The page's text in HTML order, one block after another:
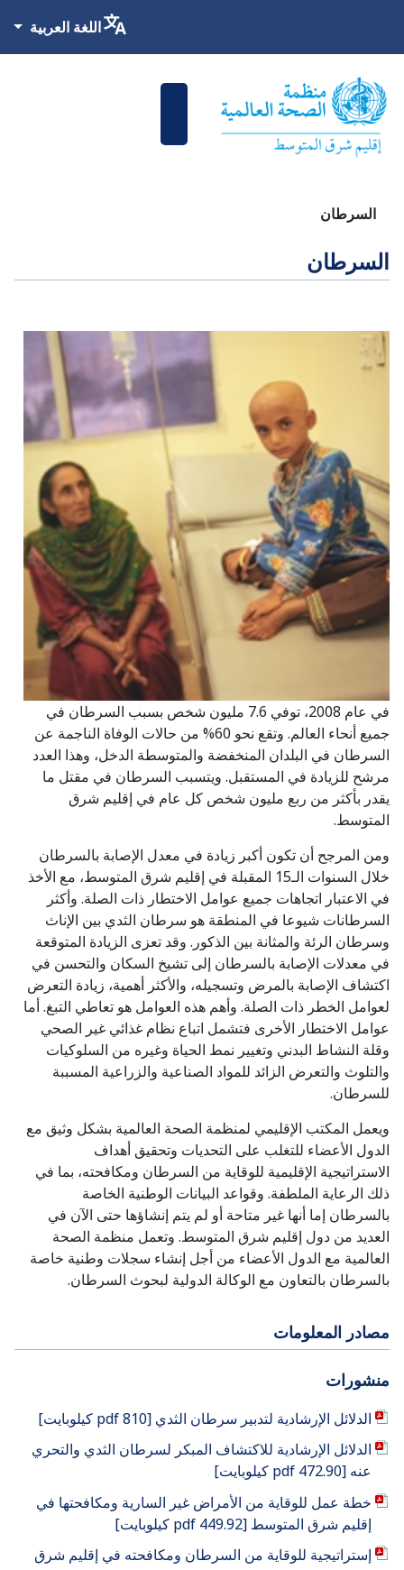
اختر لغتك
اللغة العربية
السرطان
السرطان
في عام 2008، توفي 7.6 مليون شخص بسبب السرطان في
جميع أنحاء العالم. وتقع نحو 60% من حالات الوفاة الناجمة عن
السرطان في البلدان المنخفضة والمتوسطة الدخل، وهذا العدد
مرشح للزيادة في المستقبل. ويتسبب السرطان في مقتل ما
يقدر بأكثر من ربع مليون شخص كل عام في إقليم شرق
المتوسط.
ومن المرجح أن تكون أكبر زيادة في معدل الإصابة بالسرطان
خلال السنوات الـ15 المقبلة في إقليم شرق المتوسط، مع الأخذ
في الاعتبار اتجاهات جميع عوامل الاختطار ذات الصلة. وأكثر
السرطانات شيوعا في المنطقة هو سرطان الثدي بين الإناث
وسرطان الرئة والمثانة بين الذكور. وقد تعزى الزيادة المتوقعة
في معدلات الإصابة بالسرطان إلى تشيخ السكان والتحسن في
اكتشاف الإصابة بالمرض وتسجيله، والأكثر أهمية، زيادة التعرض
لعوامل الخطر ذات الصلة. وأهم هذه العوامل هو تعاطي التبغ. أما
عوامل الاختطار الأخرى فتشمل اتباع نظام غذائي غير الصحي
وقلة النشاط البدني وتغيير نمط الحياة وغيره من السلوكيات
والتلوث والتعرض الزائد للمواد الصناعية والزراعية المسببة
للسرطان.
ويعمل المكتب الإقليمي لمنظمة الصحة العالمية بشكل وثيق مع
الدول الأعضاء للتغلب على التحديات وتحقيق أهداف
الاستراتيجية الإقليمية للوقاية من السرطان ومكافحته، بما في
ذلك الرعاية الملطفة. وقواعد البيانات الوطنية الخاصة
بالسرطان إما أنها غير متاحة أو لم يتم إنشاؤها حتى الآن في
العديد من دول إقليم شرق المتوسط. وتعمل منظمة الصحة
العالمية مع الدول الأعضاء من أجل إنشاء سجلات وطنية خاصة
بالسرطان بالتعاون مع الوكالة الدولية لبحوث السرطان.
مصادر المعلومات
منشورات
الدلائل الإرشادية لتدبير سرطان الثدي [pdf 810 كيلوبايت]
الدلائل الإرشادية للاكتشاف المبكر لسرطان الثدي والتحري
عنه [pdf 472.90 كيلوبايت]
خطة عمل للوقاية من الأمراض غير السارية ومكافحتها في
إقليم شرق المتوسط [pdf 449.92 كيلوبايت]
إستراتيجية للوقاية من السرطان ومكافحته في إقليم شرق